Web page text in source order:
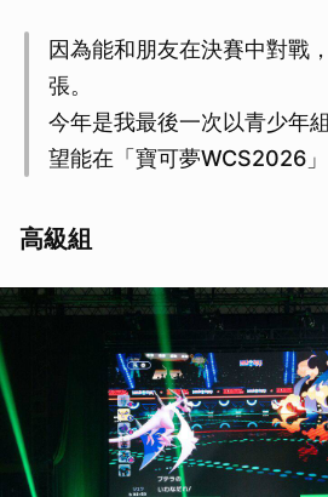
因為能和朋友在決賽中對戰
張。
今年是我最後一次以青少年
望能在「寶可夢WCS2026」
高級組